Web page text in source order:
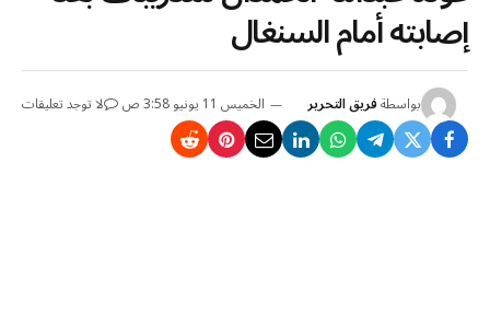
إصابته أمام السنغال
بواسطةفريق التحرير الخميس 11 يونيو 3:58 ص لا توجد تعليقات